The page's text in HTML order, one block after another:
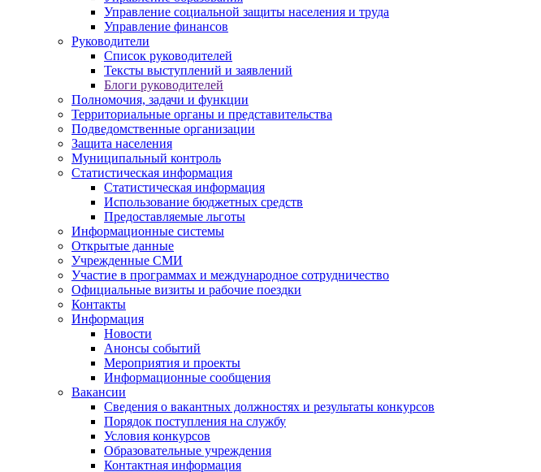
Управление социальной защиты населения и труда
Управление финансов
Руководители
Список руководителей
Тексты выступлений и заявлений
Блоги руководителей
Полномочия, задачи и функции
Территориальные органы и представительства
Подведомственные организации
Защита населения
Муниципальный контроль
Статистическая информация
Статистическая информация
Использование бюджетных средств
Предоставляемые льготы
Информационные системы
Открытые данные
Учрежденные СМИ
Участие в программах и международное сотрудничество
Официальные визиты и рабочие поездки
Контакты
Информация
Новости
Анонсы событий
Мероприятия и проекты
Информационные сообщения
Вакансии
Сведения о вакантных должностях и результаты конкурсов
Порядок поступления на службу
Условия конкурсов
Образовательные учреждения
Контактная информация